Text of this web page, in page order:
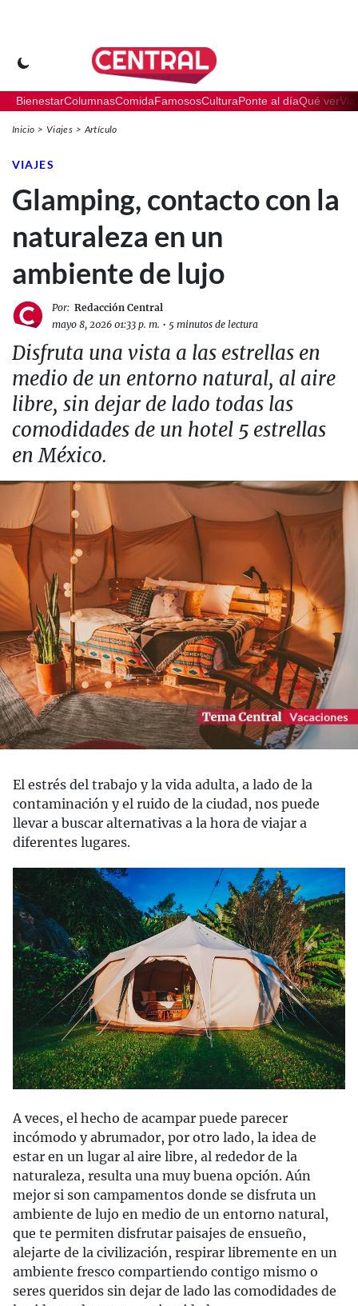
BienestarColumnasComidaFamososCulturaPonte al díaQué ver
Inicio Viajes Artículo
VIAJES
Glamping, contacto con la
naturaleza en un
ambiente de lujo
Por: Redacción Central
mayo 8, 2026 01:33 p. m. • 5 minutos de lectura
Disfruta una vista a las estrellas en
medio de un entorno natural, al aire
libre, sin dejar de lado todas las
comodidades de un hotel 5 estrellas
en México.
El estrés del trabajo y la vida adulta, a lado de la
contaminación y el ruido de la ciudad, nos puede
llevar a buscar alternativas a la hora de viajar a
diferentes lugares.
A veces, el hecho de acampar puede parecer
incómodo y abrumador, por otro lado, la idea de
estar en un lugar al aire libre, al rededor de la
naturaleza, resulta una muy buena opción. Aún
mejor si son campamentos donde se disfruta un
ambiente de lujo en medio de un entorno natural,
que te permiten disfrutar paisajes de ensueño,
alejarte de la civilización, respirar libremente en un
ambiente fresco compartiendo contigo mismo o
seres queridos sin dejar de lado las comodidades de